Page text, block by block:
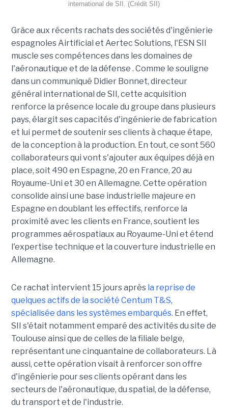
international de SII. (Crédit SII)
Grâce aux récents rachats des sociétés d'ingénierie
espagnoles Airtificial et Aertec Solutions, l'ESN SII
muscle ses compétences dans les domaines de
l'aéronautique et de la défense . Comme le souligne
dans un communiqué Didier Bonnet, directeur
général international de SII, cette acquisition
renforce la présence locale du groupe dans plusieurs
pays, élargit ses capacités d'ingénierie de fabrication
et lui permet de soutenir ses clients à chaque étape,
de la conception à la production. En tout, ce sont 560
collaborateurs qui vont s'ajouter aux équipes déjà en
place, soit 490 en Espagne, 20 en France, 20 au
Royaume-Uni et 30 en Allemagne. Cette opération
consolide ainsi une base industrielle majeure en
Espagne en doublant les effectifs, renforce la
proximité avec les clients en France, soutient les
programmes aérospatiaux au Royaume-Uni et étend
l'expertise technique et la couverture industrielle en
Allemagne.
Ce rachat intervient 15 jours après la reprise de
quelques actifs de la société Centum T&S,
spécialisée dans les systèmes embarqués. En effet,
SII s'était notamment emparé des activités du site de
Toulouse ainsi que de celles de la filiale belge,
représentant une cinquantaine de collaborateurs. Là
aussi, cette opération visait à renforcer son offre
d'ingénierie pour ses clients opérant dans les
secteurs de l'aéronautique, du spatial, de la défense,
du transport et de l'industrie.